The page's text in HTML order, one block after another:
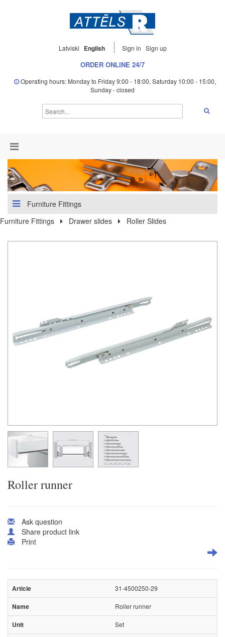
Latviski English Sign in Sign up
ORDER ONLINE 24/7
Operating hours: Monday to Friday 9:00 - 18:00, Saturday 10:00 - 15:00,
Sunday - closed
Furniture Fittings
Furniture Fittings
Drawer slides Roller Slides
Roller runner
Ask question
Share product link
Print
31-4500250-29
Roller runner
Set